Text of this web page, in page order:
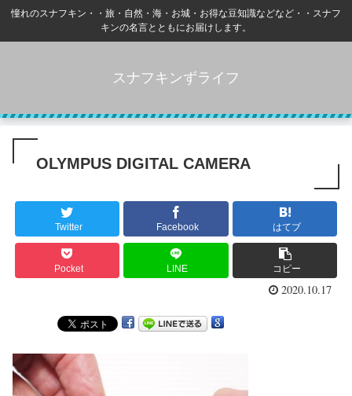
憧れのスナフキン・・旅・自然・海・お城・お得な豆知識などなど・・スナフ
キンの名言とともにお届けします。
スナフキンずライフ
OLYMPUS DIGITAL CAMERA
Twitter Facebook はてブ
Pocket LINE コピー
2020.10.17